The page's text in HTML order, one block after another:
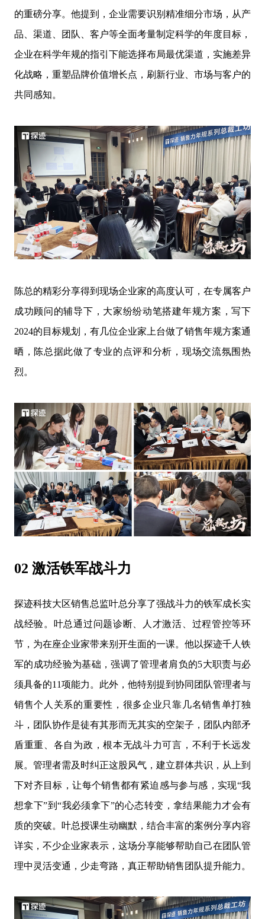
的重磅分享。他提到，企业需要识别精准细分市场，从产
品、渠道、团队、客户等全面考量制定科学的年度目标，
企业在科学年规的指引下能选择布局最优渠道，实施差异
化战略，重塑品牌价值增长点，刷新行业、市场与客户的
共同感知。
陈总的精彩分享得到现场企业家的高度认可，在专属客户
成功顾问的辅导下，大家纷纷动笔搭建年规方案，写下
2024的目标规划，有几位企业家上台做了销售年规方案通
晒，陈总据此做了专业的点评和分析，现场交流氛围热
烈。
02 激活铁军战斗力
探迹科技大区销售总监叶总分享了强战斗力的铁军成长实
战经验。叶总通过问题诊断、人才激活、过程管控等环
节，为在座企业家带来别开生面的一课。他以探迹千人铁
军的成功经验为基础，强调了管理者肩负的5大职责与必
须具备的11项能力。此外，他特别提到协同团队管理者与
销售个人关系的重要性，很多企业只靠几名销售单打独
斗，团队协作是徒有其形而无其实的空架子，团队内部矛
盾重重、各自为政，根本无战斗力可言，不利于长远发
展。管理者需及时纠正这股风气，建立群体共识，从上到
下对齐目标，让每个销售都有紧迫感与参与感，实现“我
想拿下”到“我必须拿下”的心态转变，拿结果能力才会有
质的突破。叶总授课生动幽默，结合丰富的案例分享内容
详实，不少企业家表示，这场分享能够帮助自己在团队管
理中灵活变通，少走弯路，真正帮助销售团队提升能力。